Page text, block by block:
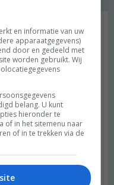
en informatie van uw
apparaatgegevens)
door en gedeeld met
worden gebruikt. Wij
belang. U kunt
hieronder te
of in het sitemenu naar
of in te trekken via de